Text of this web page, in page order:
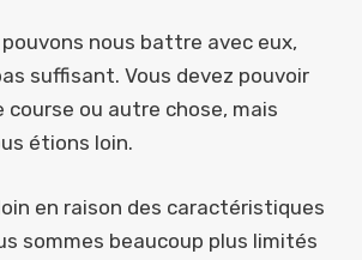
nous battre avec eux,
suffisant. Vous devez pouvoir
ou autre chose, mais
étions loin.
en raison des caractéristiques
sommes beaucoup plus limités